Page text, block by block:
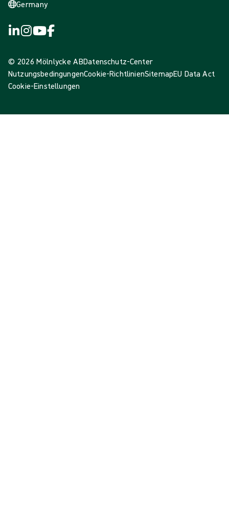
Germany
© 2026 Mölnlycke ABDatenschutz-Center
NutzungsbedingungenCookie-RichtlinienSitemapEU Data Act
Cookie-Einstellungen